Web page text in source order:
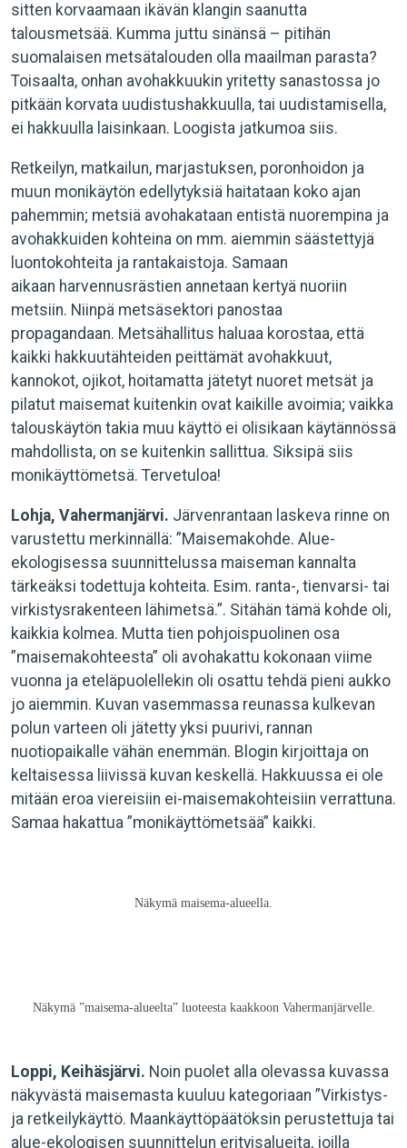
sitten korvaamaan ikävän klangin saanutta
talousmetsää. Kumma juttu sinänsä – pitihän
suomalaisen metsätalouden olla maailman parasta?
Toisaalta, onhan avohakkuukin yritetty sanastossa jo
pitkään korvata uudistushakkuulla, tai uudistamisella,
ei hakkuulla laisinkaan. Loogista jatkumoa siis.
Retkeilyn, matkailun, marjastuksen, poronhoidon ja
muun monikäytön edellytyksiä haitataan koko ajan
pahemmin; metsiä avohakataan entistä nuorempina ja
avohakkuiden kohteina on mm. aiemmin säästettyjä
luontokohteita ja rantakaistoja. Samaan
aikaan harvennusrästien annetaan kertyä nuoriin
metsiin. Niinpä metsäsektori panostaa
propagandaan. Metsähallitus haluaa korostaa, että
kaikki hakkuutähteiden peittämät avohakkuut,
kannokot, ojikot, hoitamatta jätetyt nuoret metsät ja
pilatut maisemat kuitenkin ovat kaikille avoimia; vaikka
talouskäytön takia muu käyttö ei olisikaan käytännössä
mahdollista, on se kuitenkin sallittua. Siksipä siis
monikäyttömetsä. Tervetuloa!
Lohja, Vahermanjärvi. Järvenrantaan laskeva rinne on
varustettu merkinnällä: ”Maisemakohde. Alue-
ekologisessa suunnittelussa maiseman kannalta
tärkeäksi todettuja kohteita. Esim. ranta-, tienvarsi- tai
virkistysrakenteen lähimetsä.”. Sitähän tämä kohde oli,
kaikkia kolmea. Mutta tien pohjoispuolinen osa
”maisemakohteesta” oli avohakattu kokonaan viime
vuonna ja eteläpuolellekin oli osattu tehdä pieni aukko
jo aiemmin. Kuvan vasemmassa reunassa kulkevan
polun varteen oli jätetty yksi puurivi, rannan
nuotiopaikalle vähän enemmän. Blogin kirjoittaja on
keltaisessa liivissä kuvan keskellä. Hakkuussa ei ole
mitään eroa viereisiin ei-maisemakohteisiin verrattuna.
Samaa hakattua ”monikäyttömetsää” kaikki.
Näkymä maisema-alueella.
Näkymä ”maisema-alueelta” luoteesta kaakkoon Vahermanjärvelle.
Loppi, Keihäsjärvi. Noin puolet alla olevassa kuvassa
näkyvästä maisemasta kuuluu kategoriaan ”Virkistys-
ja retkeilykäyttö. Maankäyttöpäätöksin perustettuja tai
alue-ekologisen suunnittelun erityisalueita, joilla